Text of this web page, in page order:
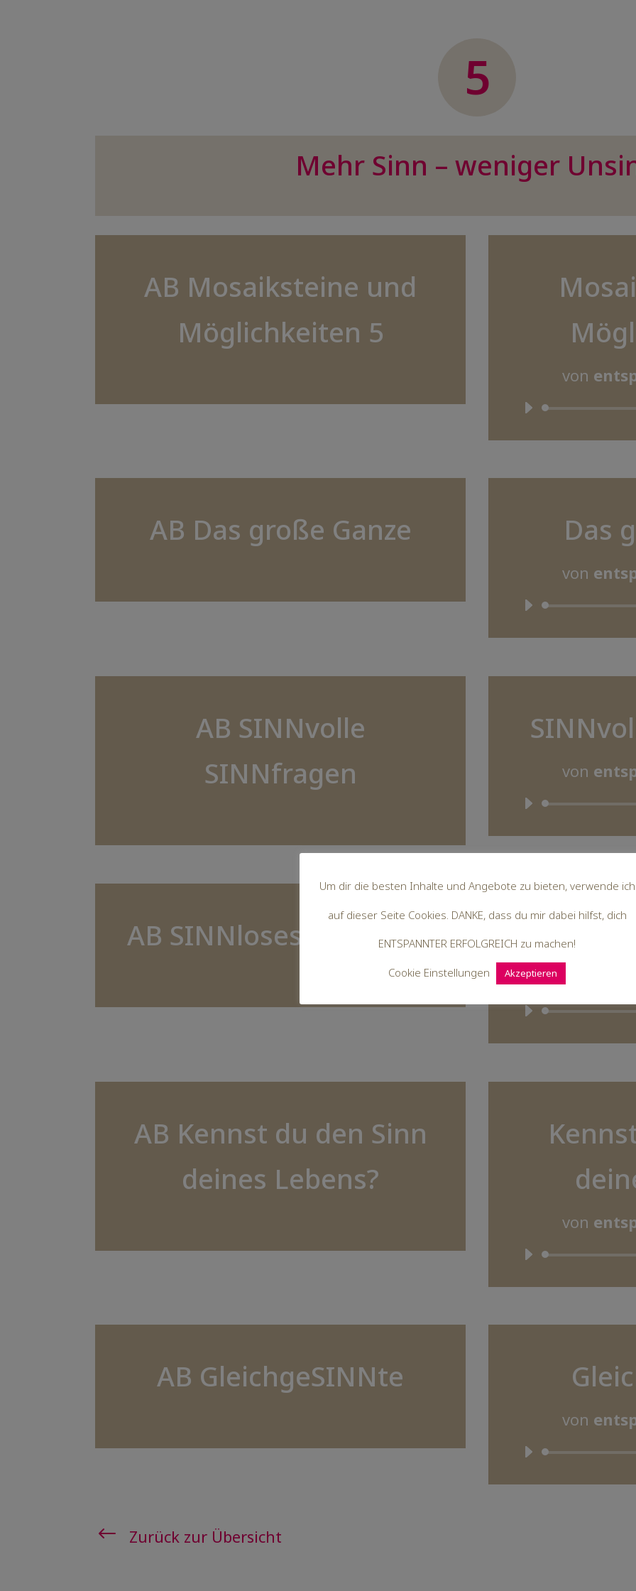
5
Mehr Sinn – weniger
AB Mosaiksteine und
Möglichkeiten 5
von
AB Das große Ganze Das
von
AB SINNvolle
SINNfragen
von
AB SINNloses erkennen
AB Kennst du den Sinn
deines Lebens?
von
AB GleichgeSINNte
von
# Zurück zur Übersicht
Um dir die besten Inhalte und Angebote zu bieten, verwende ich
auf dieser Seite Cookies. DANKE, dass du mir dabei hilfst, dich
ENTSPANNTER ERFOLGREICH zu machen!
Cookie Einstellungen Akzeptieren